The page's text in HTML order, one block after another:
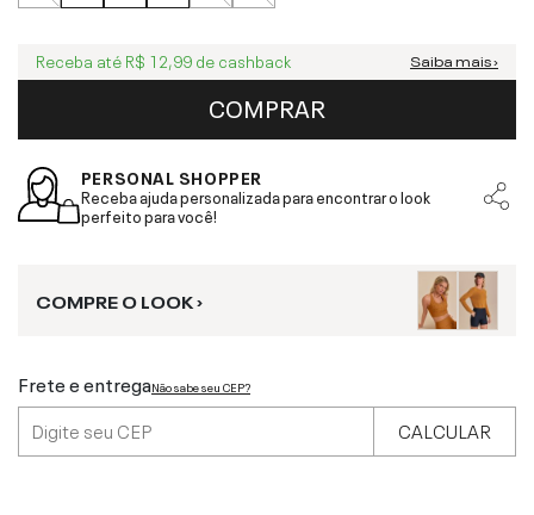
Receba até R$ 12,99 de cashback Saiba mais ›
COMPRAR
PERSONAL SHOPPER
Receba ajuda personalizada para encontrar o look
perfeito para você!
COMPRE O LOOK ›
Frete e entregaNão sabe seu CEP?
CALCULAR